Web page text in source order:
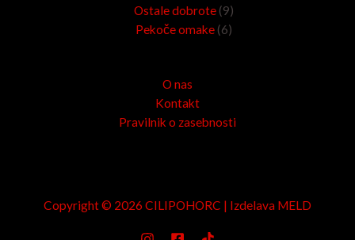
Ostale dobrote 9
Pekoče omake 6
O nas
Kontakt
Pravilnik o zasebnosti
Copyright © 2026 CILIPOHORC | Izdelava MELD